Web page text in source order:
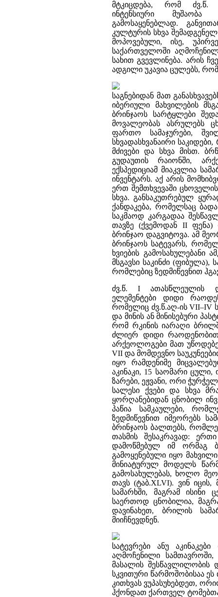
მტკიცდება, რომ ძვ.წ.
ინტენსიური
გამოსაყენებლად.
კულტურის სხვა
მოპოვებული, ისე,
საქართველოში
სახით გვევლინება. არის
ადგილი უკავია ცულებს,
საგნებიდან მათ
იბერიული მახვილების
ბრინჯაოს სარტყლები
მოვალეობას ასრულებს
ფართო სამაჯურები,
სხვადასხვანაირი
მძივები და სხვა მისთ.
გუდაუთის რაიონში,
ექსპედიციამ მიაკვლია
ინვენტარს. აქ არის
ერთ შემთხვევაში
სხვა. განსაკუთრებულ
ქანდაკება, რომელსაც
საკმაოდ კარგადაა
თავზე (ქვემოდან II ფენა)
ბრინჯაო დაგვიტოვა. ამ
ბრინჯაოს სატევარს,
ხვიების გამოსახულებანი
მსგავსი საკინძი (ფიბულა),
რომლებიც ზედმიწევნით
ძვ.წ. I ათასწლეულის
ელემენტები დიდი
რომელიც ძვ.წ.აღ-ის VII–IV
და მინის ან მინისებური
რომ რკინის იარაღი
ძლიერ დიდი
არქეოლოგები მათ
VII და მომდევნო
იყო რამდენიმე
აკინაკი, 15 საომარი
ზარები, ეჟვანი, ორი
სალესი ქვები და სხვა
ყორღანებიდან ცნობილ
პაწია სამკაულები,
ზედმიწევნით იმეორებს
ბრინჯაოს ბალთებს,
თასმის შესაკრავად:
დამოწმებულ იმ ორმაგ
გამოყენებული იყო
მინიატურულ მოდელს
გამოსახულებას, ხოლო
თავს (ტაბ.XLVI). ვინ
სამარხში, მაგრამ ისინი
საერთოდ ცნობილია,
დავინახეთ, ბრილის
მიიჩნევდნენ.
სატევრები ანუ
აღმოჩენილი
მასალის
სკვითური წარმოშობისაა
კითხვას ვუპასუხებდეთ,
ჰქონდათ ქართველ